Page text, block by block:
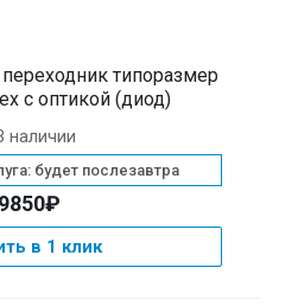
типоразмер
с оптикой (диод)
наличии
будет послезавтра
9850₽
в 1 клик